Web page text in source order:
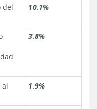
del
10,1%
3,8%
al
1,9%